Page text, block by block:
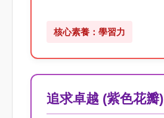
核心素養：學習力
追求卓越 (紫色花瓣)